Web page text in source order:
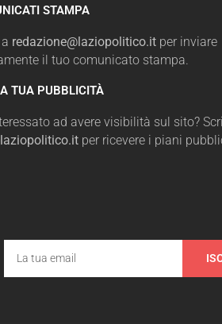
STAMPA
redazione@laziopolitico.itper inviare
il tuo comunicato stampa.
TUA PUBBLICITÀ
ad avere visibilità sul sito?
per ricevere i piani